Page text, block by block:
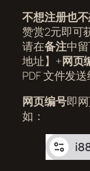
不想注册也
赞赏2元即可
请在备注中
地址】+网页
PDF 文件发送
网页编号即
如：